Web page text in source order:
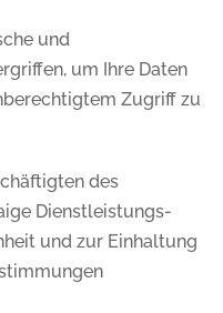
und
um Ihre Daten
Zugriff zu
des
Dienstleistungs-
und zur Einhaltung